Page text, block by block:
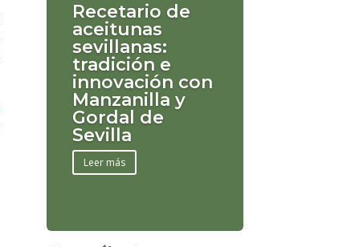
Recetario de
aceitunas
sevillanas:
tradición e
innovación con
Manzanilla y
Gordal de
Sevilla
Leer más